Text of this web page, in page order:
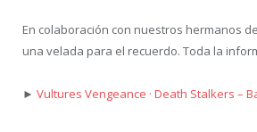
En colaboración con nuestros hermanos
una velada para el recuerdo. Toda la
► Vultures Vengeance · Death Stalkers –